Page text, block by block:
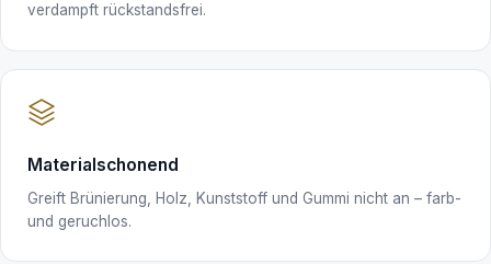
verdampft rückstandsfrei.
Materialschonend
Greift Brünierung, Holz, Kunststoff und Gummi nicht an – farb-
und geruchlos.